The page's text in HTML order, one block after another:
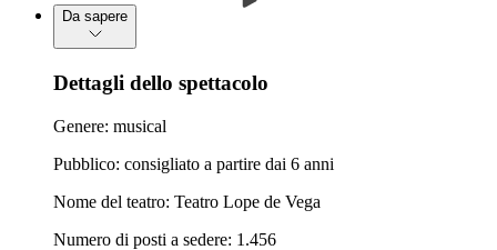
Da sapere
Dettagli dello spettacolo
Genere: musical
Pubblico: consigliato a partire dai 6 anni
Nome del teatro: Teatro Lope de Vega
Numero di posti a sedere: 1.456